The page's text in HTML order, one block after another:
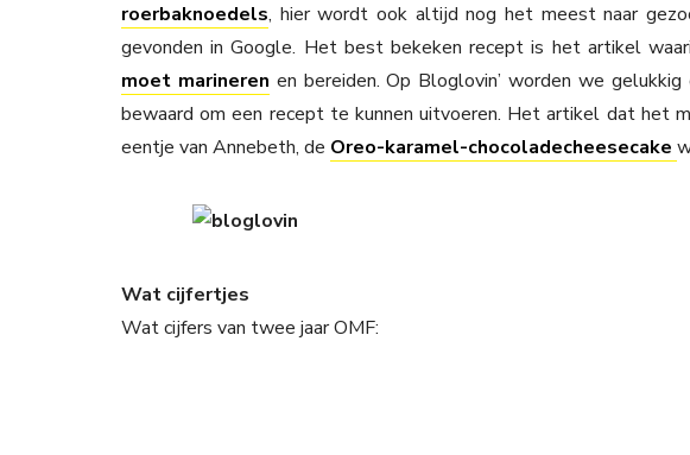
roerbaknoedels, hier wordt ook altijd nog het meest naar
gevonden in Google. Het best bekeken recept is het artikel
moet marineren en bereiden. Op Bloglovin’ worden we
bewaard om een recept te kunnen uitvoeren. Het artikel dat het
eentje van Annebeth, de Oreo-karamel-chocoladecheesecake
Wat cijfertjes
Wat cijfers van twee jaar OMF: